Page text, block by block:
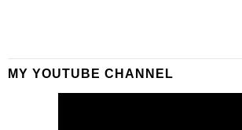
MY YOUTUBE CHANNEL